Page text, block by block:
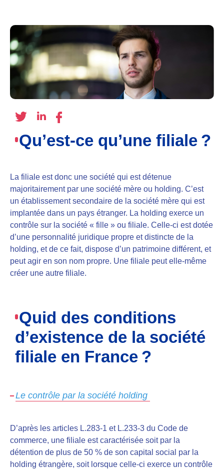
Qu’est-ce qu’une filiale ?
La filiale est donc une société qui est détenue
majoritairement par une société mère ou holding. C’est
un établissement secondaire de la société mère qui est
implantée dans un pays étranger. La holding exerce un
contrôle sur la société « fille » ou filiale. Celle-ci est dotée
d’une personnalité juridique propre et distincte de la
holding, et de ce fait, dispose d’un patrimoine différent, et
peut agir en son nom propre. Une filiale peut elle-même
créer une autre filiale.
Quid des conditions
d’existence de la société
filiale en France ?
Le contrôle par la société holding
D’après les articles L.283-1 et L.233-3 du Code de
commerce, une filiale est caractérisée soit par la
détention de plus de 50 % de son capital social par la
holding étrangère, soit lorsque celle-ci exerce un contrôle